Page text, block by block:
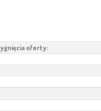
oferty: